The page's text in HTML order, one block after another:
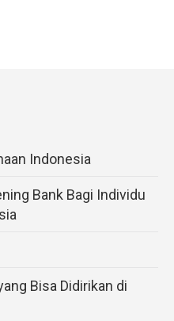
Indonesia
Bank Bagi Individu
Bisa Didirikan di